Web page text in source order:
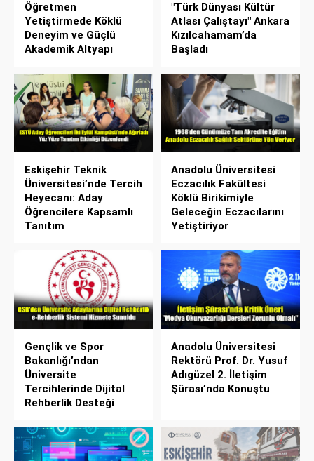
Öğretmen
Yetiştirmede Köklü
Deneyim ve Güçlü
Akademik Altyapı
"Türk Dünyası Kültür
Atlası Çalıştayı" Ankara
Kızılcahamam’da
Başladı
Eskişehir Teknik
Üniversitesi’nde Tercih
Heyecanı: Aday
Öğrencilere Kapsamlı
Tanıtım
Anadolu Üniversitesi
Eczacılık Fakültesi
Köklü Birikimiyle
Geleceğin Eczacılarını
Yetiştiriyor
Gençlik ve Spor
Bakanlığı’ndan
Üniversite
Tercihlerinde Dijital
Rehberlik Desteği
Anadolu Üniversitesi
Rektörü Prof. Dr. Yusuf
Adıgüzel 2. İletişim
Şûrası’nda Konuştu